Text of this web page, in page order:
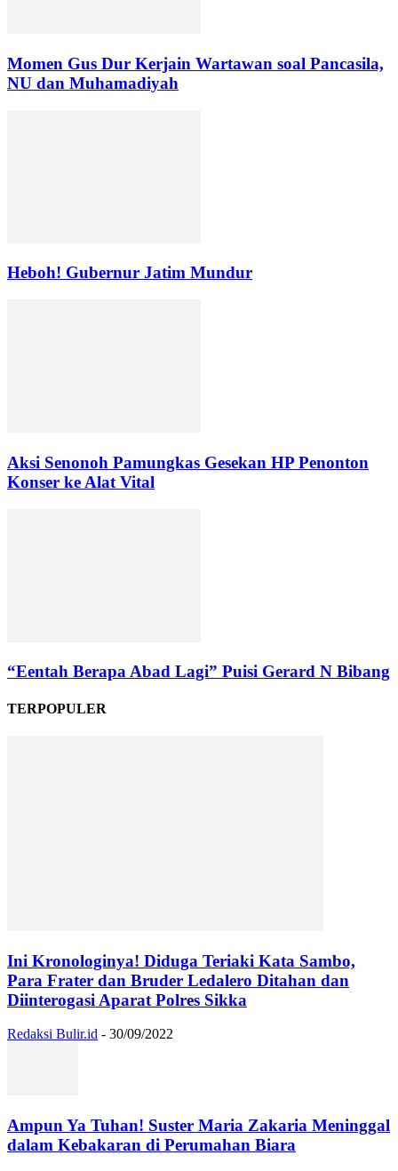
Momen Gus Dur Kerjain Wartawan soal Pancasila,
NU dan Muhamadiyah
Heboh! Gubernur Jatim Mundur
Aksi Senonoh Pamungkas Gesekan HP Penonton
Konser ke Alat Vital
“Eentah Berapa Abad Lagi” Puisi Gerard N Bibang
TERPOPULER
Ini Kronologinya! Diduga Teriaki Kata Sambo,
Para Frater dan Bruder Ledalero Ditahan dan
Diinterogasi Aparat Polres Sikka
Redaksi Bulir.id - 30/09/2022
Ampun Ya Tuhan! Suster Maria Zakaria Meninggal
dalam Kebakaran di Perumahan Biara